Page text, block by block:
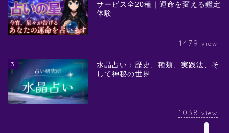
サービス全20種｜運命を変える鑑定
体験
1479 view
3
水晶占い：歴史、種類、実践法、そ
して神秘の世界
1038 view